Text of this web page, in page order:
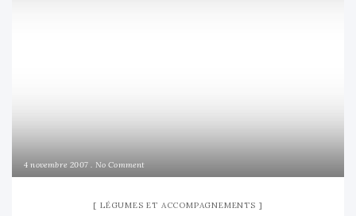
4 novembre 2007 No Comment
LÉGUMES ET ACCOMPAGNEMENTS